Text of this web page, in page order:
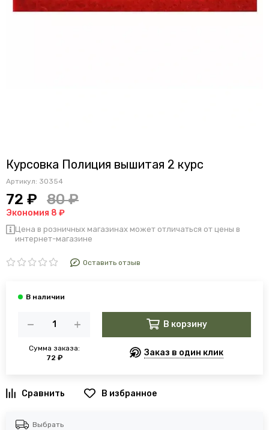
Курсовка Полиция вышитая 2 курс
Артикул: 30354
72 ₽ 80 ₽
Экономия 8 ₽
Цена в розничных магазинах может отличаться от цены в
интернет-магазине
Оставить отзыв
Сумма заказа:
72 ₽
В корзину
Заказ в один клик
В избранное
Выбрать